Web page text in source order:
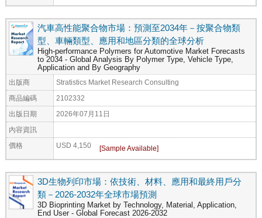
汽車高性能聚合物市場：預測至2034年－按聚合物類
型、車輛類型、應用和地區分類的全球分析
High-performance Polymers for Automotive Market Forecasts
to 2034 - Global Analysis By Polymer Type, Vehicle Type,
Application and By Geography
出版商 Stratistics Market Research Consulting
商品編碼 2102332
出版日期 2026年07月11日
內容資訊
價格 USD 4,150
3D生物列印市場：依技術、材料、應用和最終用戶分
類－2026-2032年全球市場預測
3D Bioprinting Market by Technology, Material, Application,
End User - Global Forecast 2026-2032